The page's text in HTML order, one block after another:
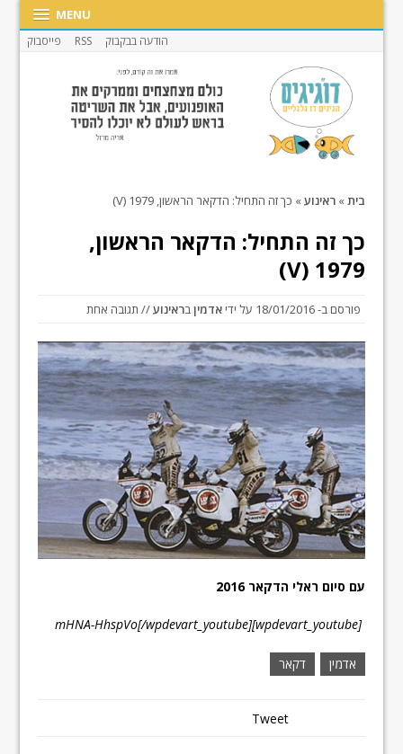
MENU
הודעה בבקבוק RSS פייסבוק
בית» ראינוע» כך זה התחיל: הדקאר הראשון, 1979 (V)
כך זה התחיל: הדקאר הראשון,
1979 (V)
פורסם ב-18/01/2016 על ידיאדמיןבראינוע// תגובה אחת
עם סיום ראלי הדקאר 2016
[wpdevart_youtube]mHNA-HhspVo[/wpdevart_youtube]
אדמין דקאר
Tweet